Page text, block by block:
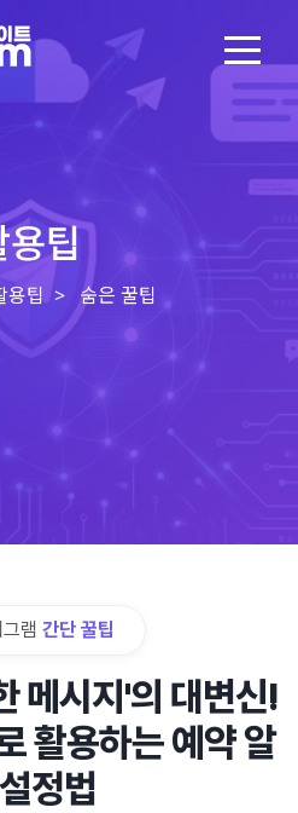
용팁
용팁 숨은 꿀팁
램 간단 꿀팁
메시지'의 대변신!
활용하는 예약 알
정법